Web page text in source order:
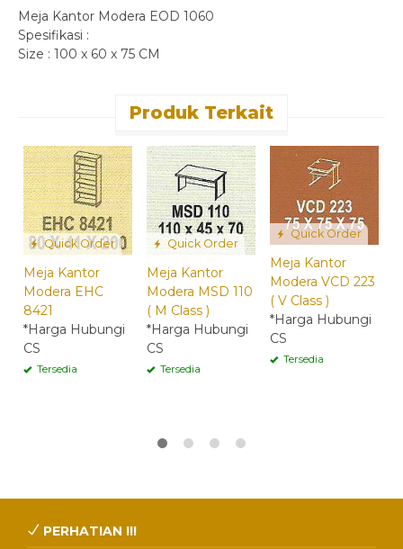
Meja Kantor Modera EOD 1060
Spesifikasi :
Size : 100 x 60 x 75 CM
Produk Terkait
Quick Order
Meja Kantor
Modera EHC
8421
*Harga Hubungi
CS
Tersedia
Quick Order
Meja Kantor
Modera MSD 110
( M Class )
*Harga Hubungi
CS
Tersedia
Quick Order
Meja Kantor
Modera VCD 223
( V Class )
*Harga Hubungi
CS
Tersedia
PERHATIAN !!!